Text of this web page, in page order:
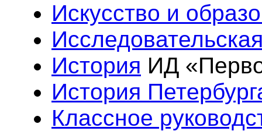
Искусство и
История ИД
История
Классное